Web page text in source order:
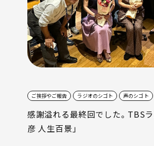
ご挨拶やご報告 ラジオのシゴト 声のシゴト
感謝溢れる最終回でした。TBS
彦 人生百景」